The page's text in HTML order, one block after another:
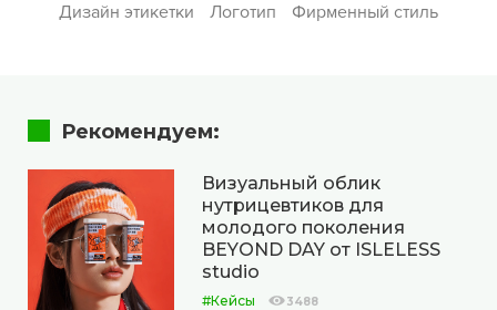
Дизайн этикетки
Логотип Фирменный стиль
Рекомендуем:
Визуальный облик
нутрицевтиков для
молодого поколения
BEYOND DAY от ISLELESS
studio
#Кейсы 3488